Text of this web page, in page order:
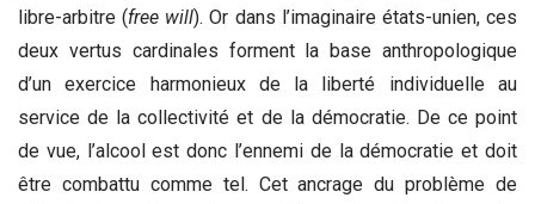
libre-arbitre (free will). Or dans l’imaginaire états-unien, ces
deux vertus cardinales forment la base anthropologique
d’un exercice harmonieux de la liberté individuelle au
service de la collectivité et de la démocratie. De ce point
de vue, l’alcool est donc l’ennemi de la démocratie et doit
être combattu comme tel. Cet ancrage du problème de